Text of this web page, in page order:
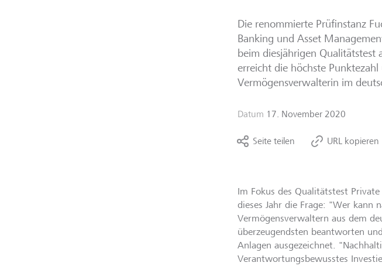
Die renommierte Prüfinstanz
Banking und Asset
beim diesjährigen Qualitätstest
erreicht die höchste
Vermögensverwalterin im
Datum 17. November 2020
Seite teilen URL kopieren
Im Fokus des Qualitätstest
dieses Jahr die Frage: "Wer kann
Vermögensverwaltern aus dem
überzeugendsten beantworten
Anlagen ausgezeichnet.
Verantwortungsbewusstes